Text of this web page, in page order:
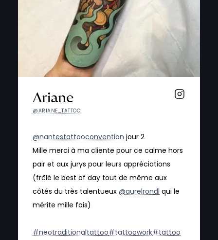
Ariane
@ARIANE_TATTOO
@nantestattooconvention jour 2
Mille merci à ma cliente pour ce calme hors
pair et aux jurys pour leurs appréciations
(frôlé le best of day tout de même aux
côtés du très talentueux@aurelrondl qui le
mérite mille fois)
#neotraditionaltattoo#tattoowork#tattoo